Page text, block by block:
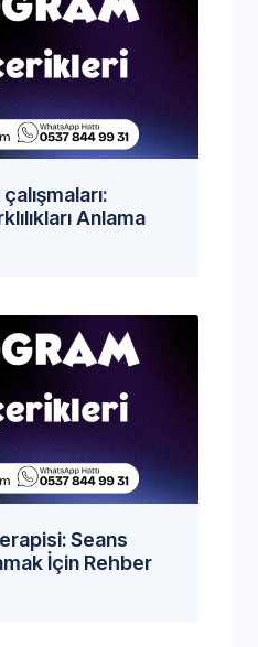
Anlama
Seans
İçin Rehber